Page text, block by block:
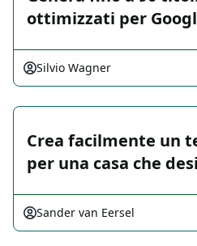
ottimizzati per
Silvio Wagner
Crea facilmente un
per una casa che
Sander van Eersel